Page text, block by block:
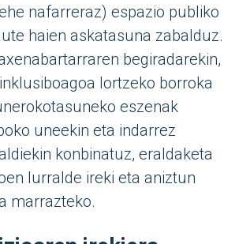
nafarreraz) espazio publiko
haien askatasuna zabalduz.
begiradarekin,
lortzeko borroka
eszenak
uneekin eta indarrez
konbinatuz, eraldaketa
lurralde ireki eta aniztun
marrazteko.